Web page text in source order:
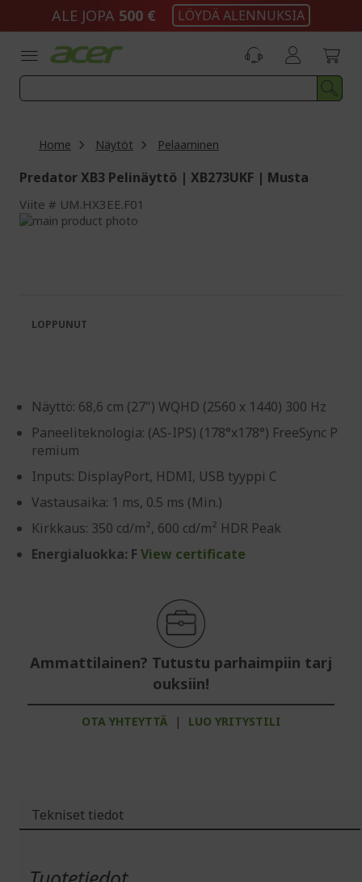
ALE JOPA 500 € LÖYDÄ ALENNUKSIA
Home Näytöt Pelaaminen
Predator XB3 Pelinäyttö | XB273UKF | Musta
Viite UM.HX3EE.F01
Skip
images
gallery
the
images
Näyttö: 68,6 cm (27") WQHD (2560 x 1440) 300 Hz
Paneeliteknologia: (AS-IPS) (178°x178°) FreeSync P
remium
Inputs: DisplayPort, HDMI, USB tyyppi C
Vastausaika: 1 ms, 0.5 ms (Min.)
Kirkkaus: 350 cd/m², 600 cd/m² HDR Peak
Energialuokka: F View certificate
Ammattilainen? Tutustu parhaimpiin tarj
ouksiin!
OTA YHTEYTTÄ | LUO YRITYSTILI
LOPPUNUT
Tekniset tiedot